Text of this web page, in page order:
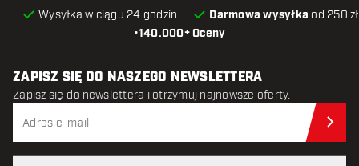
•140.000+ Oceny
Wysyłka w ciągu 24 godzin Darmowa wysyłka od 250
ZAPISZ SIĘ DO NASZEGO NEWSLETTERA
Zapisz się do newslettera i otrzymuj najnowsze oferty.